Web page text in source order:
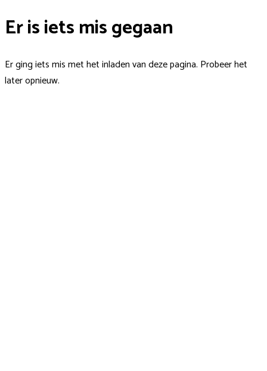
Er is iets mis gegaan
Er ging iets mis met het inladen van deze pagina. Probeer het
later opnieuw.